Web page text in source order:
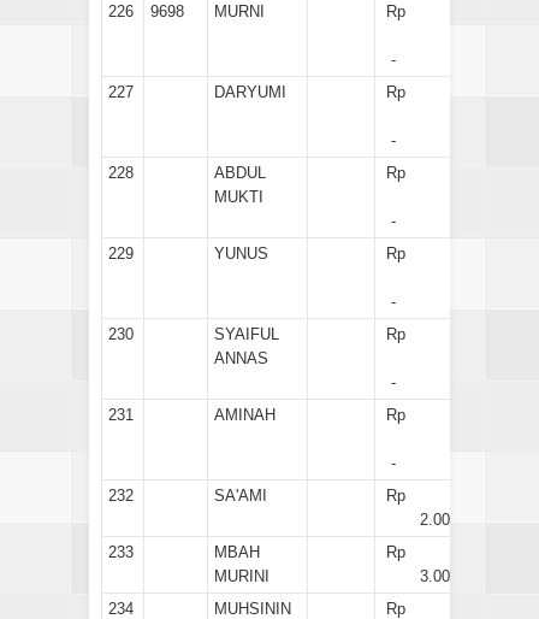
226
9698 MURNI Rp
-
227
DARYUMI Rp
-
228
ABDUL
MUKTI
Rp
-
229
YUNUS Rp
-
230
SYAIFUL
ANNAS
Rp
-
231
AMINAH Rp
-
232
SA'AMI
Rp
2.000
233
MBAH
MURINI
Rp
3.000
234
MUHSININ Rp